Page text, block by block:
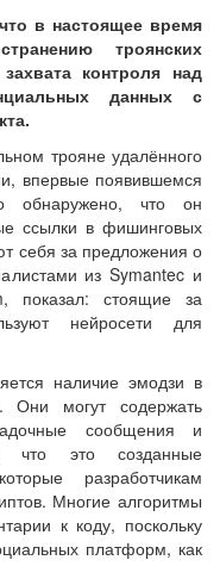
в настоящее время
троянских
контроля над
данных с
трояне удалённого
впервые появившемся
обнаружено, что он
ссылки в фишинговых
себя за предложения о
из Symantec и
показал: стоящие за
нейросети для
наличие эмодзи в
Они могут содержать
сообщения и
что это созданные
разработчикам
Многие алгоритмы
к коду, поскольку
платформ, как